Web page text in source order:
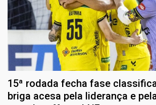
15ª rodada fecha fase
briga acesa pela liderança e